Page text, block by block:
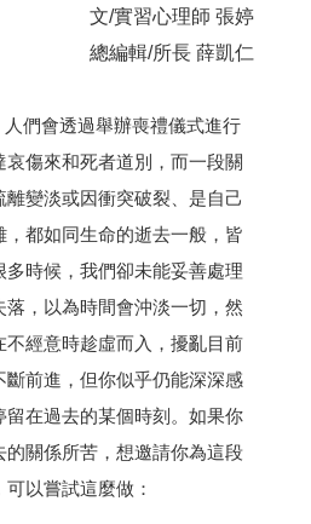
文/實習心理師 張婷
總編輯/所長 薛凱仁
們會透過舉辦喪禮儀式進行
傷來和死者道別，而一段關
變淡或因衝突破裂、是自己
，都如同生命的逝去一般，皆
時候，我們卻未能妥善處理
落，以為時間會沖淡一切，然
不經意時趁虛而入，擾亂目前
斷前進，但你似乎仍能深深感
留在過去的某個時刻。如果你
的關係所苦，想邀請你為這段
以嘗試這麼做：